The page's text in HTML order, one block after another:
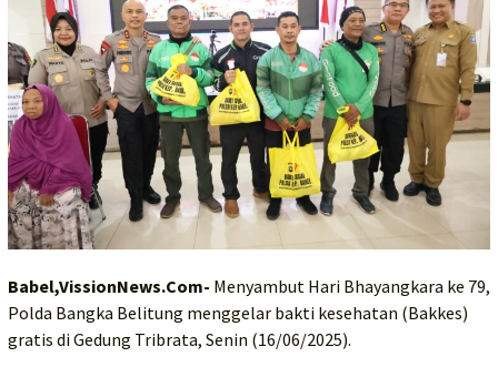
Babel,VissionNews.Com- Menyambut Hari Bhayangkara ke 79,
Polda Bangka Belitung menggelar bakti kesehatan (Bakkes)
gratis di Gedung Tribrata, Senin (16/06/2025).